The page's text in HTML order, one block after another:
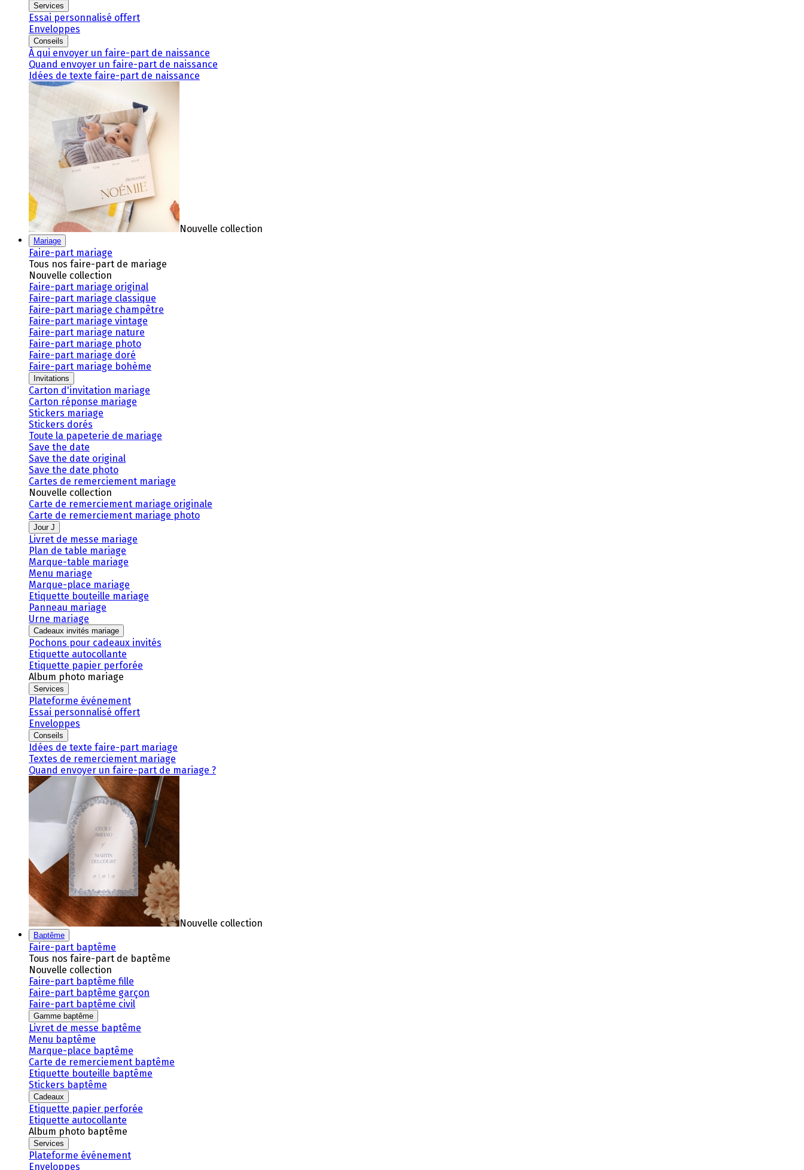
Services
Essai personnalisé offert
Enveloppes
Conseils
À qui envoyer un faire-part de naissance
Quand envoyer un faire-part de naissance
Idées de texte faire-part de naissance
Nouvelle collection
Mariage
Faire-part mariage
Tous nos faire-part de mariage
Nouvelle collection
Faire-part mariage original
Faire-part mariage classique
Faire-part mariage champêtre
Faire-part mariage vintage
Faire-part mariage nature
Faire-part mariage photo
Faire-part mariage doré
Faire-part mariage bohème
Invitations
Carton d'invitation mariage
Carton réponse mariage
Stickers mariage
Stickers dorés
Toute la papeterie de mariage
Save the date
Save the date original
Save the date photo
Cartes de remerciement mariage
Nouvelle collection
Carte de remerciement mariage originale
Carte de remerciement mariage photo
Jour J
Livret de messe mariage
Plan de table mariage
Marque-table mariage
Menu mariage
Marque-place mariage
Etiquette bouteille mariage
Panneau mariage
Urne mariage
Cadeaux invités mariage
Pochons pour cadeaux invités
Etiquette autocollante
Etiquette papier perforée
Album photo mariage
Services
Plateforme événement
Essai personnalisé offert
Enveloppes
Conseils
Idées de texte faire-part mariage
Textes de remerciement mariage
Quand envoyer un faire-part de mariage ?
Nouvelle collection
Baptême
Faire-part baptême
Tous nos faire-part de baptême
Nouvelle collection
Faire-part baptême fille
Faire-part baptême garçon
Faire-part baptême civil
Gamme baptême
Livret de messe baptême
Menu baptême
Marque-place baptême
Carte de remerciement baptême
Etiquette bouteille baptême
Stickers baptême
Cadeaux
Etiquette papier perforée
Etiquette autocollante
Album photo baptême
Services
Plateforme événement
Enveloppes